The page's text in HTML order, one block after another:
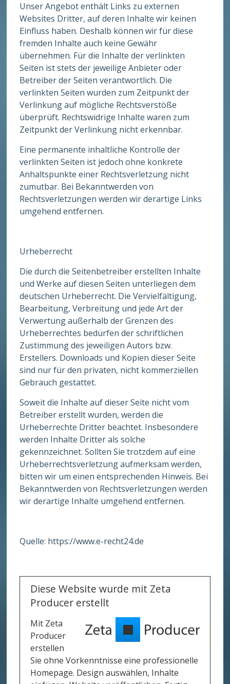
Unser Angebot enthält Links zu externen
Websites Dritter, auf deren Inhalte wir keinen
Einfluss haben. Deshalb können wir für diese
fremden Inhalte auch keine Gewähr
übernehmen. Für die Inhalte der verlinkten
Seiten ist stets der jeweilige Anbieter oder
Betreiber der Seiten verantwortlich. Die
verlinkten Seiten wurden zum Zeitpunkt der
Verlinkung auf mögliche Rechtsverstöße
überprüft. Rechtswidrige Inhalte waren zum
Zeitpunkt der Verlinkung nicht erkennbar.
Eine permanente inhaltliche Kontrolle der
verlinkten Seiten ist jedoch ohne konkrete
Anhaltspunkte einer Rechtsverletzung nicht
zumutbar. Bei Bekanntwerden von
Rechtsverletzungen werden wir derartige Links
umgehend entfernen.
Urheberrecht
Die durch die Seitenbetreiber erstellten Inhalte
und Werke auf diesen Seiten unterliegen dem
deutschen Urheberrecht. Die Vervielfältigung,
Bearbeitung, Verbreitung und jede Art der
Verwertung außerhalb der Grenzen des
Urheberrechtes bedürfen der schriftlichen
Zustimmung des jeweiligen Autors bzw.
Erstellers. Downloads und Kopien dieser Seite
sind nur für den privaten, nicht kommerziellen
Gebrauch gestattet.
Soweit die Inhalte auf dieser Seite nicht vom
Betreiber erstellt wurden, werden die
Urheberrechte Dritter beachtet. Insbesondere
werden Inhalte Dritter als solche
gekennzeichnet. Sollten Sie trotzdem auf eine
Urheberrechtsverletzung aufmerksam werden,
bitten wir um einen entsprechenden Hinweis. Bei
Bekanntwerden von Rechtsverletzungen werden
wir derartige Inhalte umgehend entfernen.
Quelle: https://www.e-recht24.de
Diese Website wurde mit Zeta
Producer erstellt
Mit Zeta
Producer
erstellen
Sie ohne Vorkenntnisse eine professionelle
Homepage. Design auswählen, Inhalte